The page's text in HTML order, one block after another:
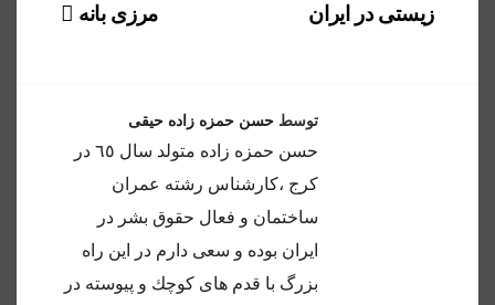
مرزی بانه
زیستی در ایران
توسط حسن حمزه زاده حیقی
حسن حمزه زاده متولد سال ٦٥ در
كرج ،كارشناس رشته عمران
ساختمان و فعال حقوق بشر در
ايران بوده و سعى دارم در اين راه
بزرگ با قدم هاى كوچك و پيوسته در